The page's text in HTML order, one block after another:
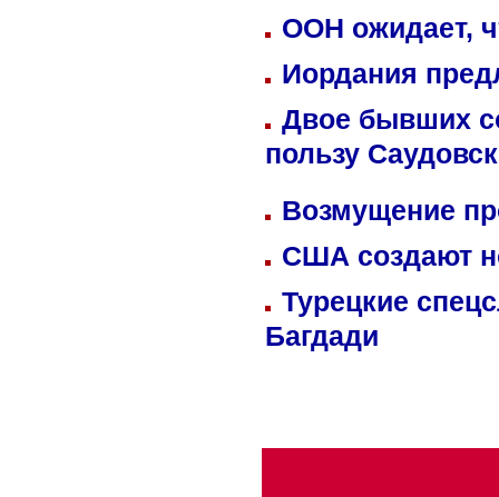
ООН ожидает,
Иордания
Двое бывших
пользу
Возмущение
США создают
Турецкие
Багдади